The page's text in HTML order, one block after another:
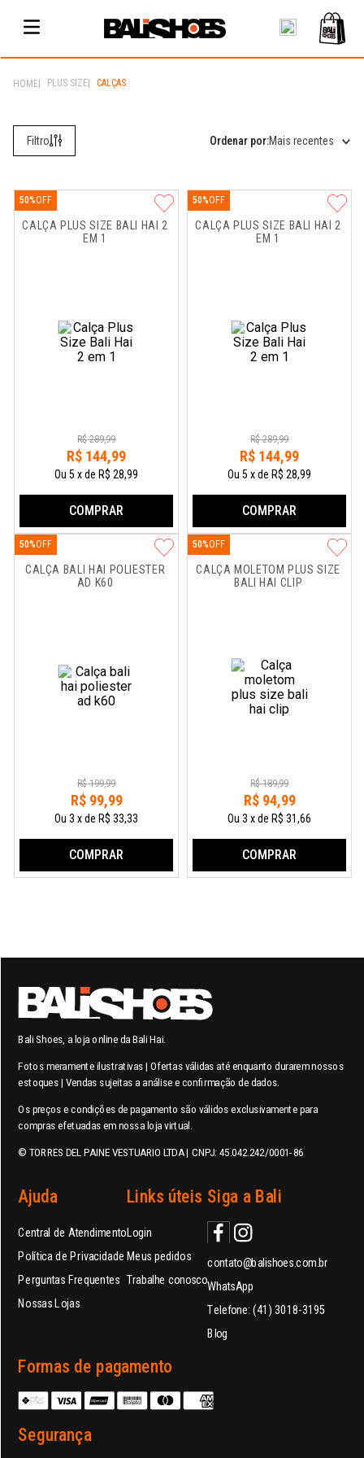
PLUS SIZE CALÇAS
Mais recentes
CALÇA PLUS SIZE BALI HAI 2
EM 1
50%
R$ 289,99
R$ 144,99
Ou5 xde R$ 28,99
COMPRAR
CALÇA PLUS SIZE BALI HAI 2
EM 1
50%
R$ 289,99
R$ 144,99
Ou5 xde R$ 28,99
COMPRAR
CALÇA BALI HAI POLIESTER
AD K60
50%
R$ 199,99
R$ 99,99
Ou3 xde R$ 33,33
COMPRAR
CALÇA MOLETOM PLUS SIZE
BALI HAI CLIP
50%
R$ 189,99
R$ 94,99
Ou3 xde R$ 31,66
COMPRAR
Bali Shoes, a loja online da Bali Hai.
Fotos meramente ilustrativas | Ofertas válidas até enquanto durarem nossos
estoques | Vendas sujeitas a análise e confirmação de dados.
Os preços e condições de pagamento são válidos exclusivamente para
compras efetuadas em nossa loja virtual.
© TORRES DEL PAINE VESTUARIO LTDA | CNPJ: 45.042.242/0001-86
Ajuda
Central de Atendimento
Política de Privacidade
Perguntas Frequentes
Nossas Lojas
Links úteis
Login
Meus pedidos
Trabalhe conosco
Siga a Bali
contato@balishoes.com.br
WhatsApp
Telefone: (41) 3018-3195
Blog
Formas de pagamento
Segurança